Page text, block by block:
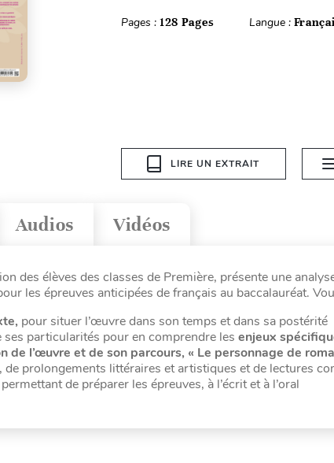
Pages : 128 Pages Langue :
LIRE UN EXTRAIT
Vidéos
Audios
des élèves des classes de Première, présente une
les épreuves anticipées de français au baccalauréat.
pour situer l’œuvre dans son temps et dans sa postérité
ses particularités pour en comprendre les enjeux
de l’œuvre et de son parcours, « Le personnage de
de prolongements littéraires et artistiques et de lectures
de préparer les épreuves, à l’écrit et à l’oral